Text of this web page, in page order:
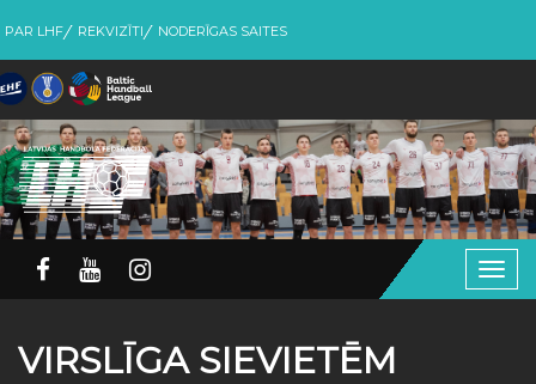
PAR LHF REKVIZĪTI NODERĪGAS SAITES
VIRSLĪGA SIEVIETĒM